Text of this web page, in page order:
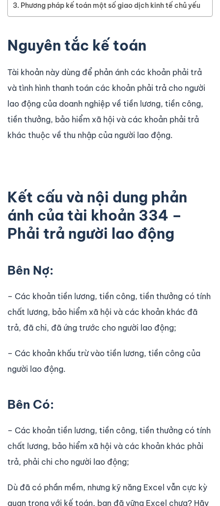
Phương pháp kế toán một số giao dịch kinh tế chủ yếu
Nguyên tắc kế toán
Tài khoản này dùng để phản ánh các khoản phải trả
và tình hình thanh toán các khoản phải trả cho người
lao động của doanh nghiệp về tiền lương, tiền công,
tiền thưởng, bảo hiểm xã hội và các khoản phải trả
khác thuộc về thu nhập của người lao động.
Kết cấu và nội dung phản
ánh của tài khoản 334 –
Phải trả người lao động
Bên Nợ:
– Các khoản tiền lương, tiền công, tiền thưởng có tính
chất lương, bảo hiểm xã hội và các khoản khác đã
trả, đã chi, đã ứng trước cho người lao động;
– Các khoản khấu trừ vào tiền lương, tiền công của
người lao động.
Bên Có:
– Các khoản tiền lương, tiền công, tiền thưởng có tính
chất lương, bảo hiểm xã hội và các khoản khác phải
trả, phải chi cho người lao động;
Dù đã có phần mềm, nhưng kỹ năng Excel vẫn cực kỳ
quan trọng với kế toán, bạn đã vững Excel chưa? Hãy